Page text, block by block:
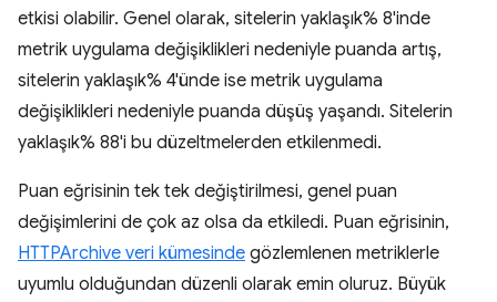
etkisi olabilir. Genel olarak, sitelerin yaklaşık% 8'inde
metrik uygulama değişiklikleri nedeniyle puanda artış,
sitelerin yaklaşık% 4'ünde ise metrik uygulama
değişiklikleri nedeniyle puanda düşüş yaşandı. Sitelerin
yaklaşık% 88'i bu düzeltmelerden etkilenmedi.
Puan eğrisinin tek tek değiştirilmesi, genel puan
değişimlerini de çok az olsa da etkiledi. Puan eğrisinin,
HTTPArchive veri kümesinde gözlemlenen metriklerle
uyumlu olduğundan düzenli olarak emin oluruz. Büyük